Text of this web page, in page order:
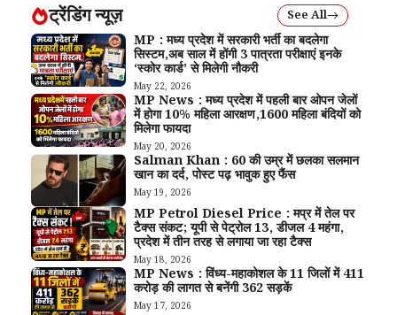
ट्रेंडिंग न्यूज़ See All
MP : मध्य प्रदेश में सरकारी भर्ती का बदलेगा
सिस्टम,अब साल में होंगी 3 पात्रता परीक्षाएं इनके
‘स्कोर कार्ड’ से मिलेगी नौकरी
May 22, 2026
MP News : मध्य प्रदेश में पहली बार ओपन जेलों
में होगा 10% महिला आरक्षण,1600 महिला बंदियों को
मिलेगा फायदा
May 20, 2026
Salman Khan : 60 की उम्र में छलका सलमान
खान का दर्द, पोस्ट पढ़ भावुक हुए फैंस
May 19, 2026
MP Petrol Diesel Price : मप्र में तेल पर
टैक्स संकट; यूपी से पेट्रोल ₹13, डीजल ₹4 महंगा,
प्रदेश में तीन तरह से लगाया जा रहा टैक्स
May 18, 2026
MP News : विंध्य-महाकोशल के 11 जिलों में 411
करोड़ की लागत से बनेंगी 362 सड़कें
May 17, 2026